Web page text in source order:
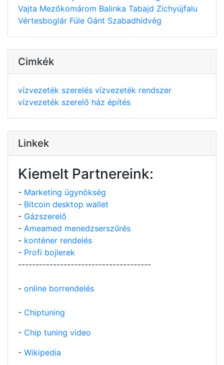
Vajta Mezőkomárom Balinka Tabajd Zichyújfalu
Vértesboglár Füle Gánt Szabadhídvég
Cimkék
vízvezeték szerelés vízvezeték rendszer
vízvezeték szerelő ház építés
Linkek
Kiemelt Partnereink:
- Marketing ügynökség
- Bitcoin desktop wallet
- Gázszerelő
- Ameamed menedzserszűrés
- konténer rendelés
- Profi bojlerek
--------------------------------------
- online borrendelés
- Chiptuning
- Chip tuning video
- Wikipedia